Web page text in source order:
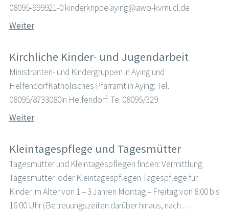
08095-999921-0 kinderkrippe.aying@awo-kvmucl.de
Weiter
Kirchliche Kinder- und Jugendarbeit
Ministranten- und Kindergruppen in Aying und
HelfendorfKatholisches Pfarramt in Aying: Tel.
08095/8733080in Helfendorf: Te. 08095/329
Weiter
Kleintagespflege und Tagesmütter
Tagesmütter und Kleintagespflegen finden: Vermittlung
Tagesmutter oder Kleintagespflegen Tagespflege für
Kinder im Alter von 1 – 3 Jahren Montag – Freitag von 8:00 bis
16:00 Uhr (Betreuungszeiten darüber hinaus, nach …